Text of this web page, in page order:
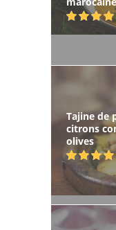
Tajine de
citrons
olives